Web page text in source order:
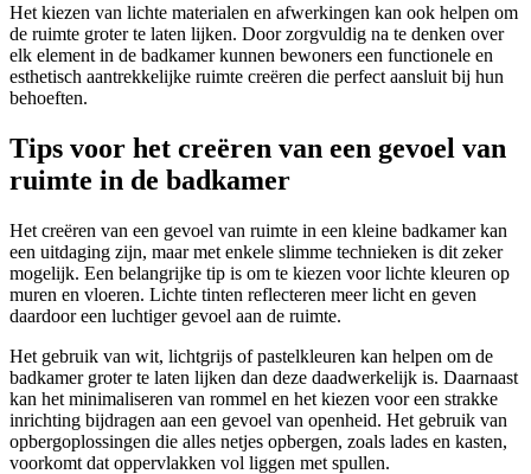
Het kiezen van lichte materialen en afwerkingen kan ook helpen om
de ruimte groter te laten lijken. Door zorgvuldig na te denken over
elk element in de badkamer kunnen bewoners een functionele en
esthetisch aantrekkelijke ruimte creëren die perfect aansluit bij hun
behoeften.
Tips voor het creëren van een gevoel van
ruimte in de badkamer
Het creëren van een gevoel van ruimte in een kleine badkamer kan
een uitdaging zijn, maar met enkele slimme technieken is dit zeker
mogelijk. Een belangrijke tip is om te kiezen voor lichte kleuren op
muren en vloeren. Lichte tinten reflecteren meer licht en geven
daardoor een luchtiger gevoel aan de ruimte.
Het gebruik van wit, lichtgrijs of pastelkleuren kan helpen om de
badkamer groter te laten lijken dan deze daadwerkelijk is. Daarnaast
kan het minimaliseren van rommel en het kiezen voor een strakke
inrichting bijdragen aan een gevoel van openheid. Het gebruik van
opbergoplossingen die alles netjes opbergen, zoals lades en kasten,
voorkomt dat oppervlakken vol liggen met spullen.